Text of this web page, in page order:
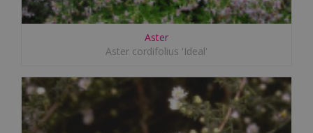
Aster
Aster cordifolius 'Ideal'